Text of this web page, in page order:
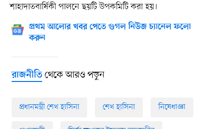
শাহাদাতবার্ষিকী পালনে ছয়টি উপকমিটি করা হয়।
প্রথম আলোর খবর পেতে গুগল নিউজ চ্যানেল ফলো
করুন
রাজনীতিথেকে আরও পড়ুন
প্রধানমন্ত্রী শেখ হাসিনা শেখ হাসিনা নিষেধাজ্ঞা